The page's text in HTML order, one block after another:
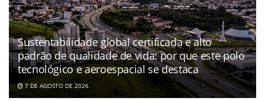
Sustentabilidade global certificada e alto
padrão de qualidade de vida: por que este polo
tecnológico e aeroespacial se destaca
7 DE AGOSTO DE 2026